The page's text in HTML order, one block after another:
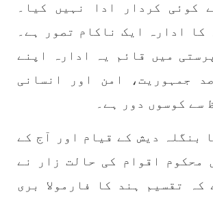
مضامین
جون 2, 2023
کے عدم شرکت کی وجوہات ۔ سلیم
جالب بلوچ
بھی کام کو کرنے اسے صحیح طریقے
کوئی کردار ادا نہیں کیا۔
کا ادارہ ایک ناکام تصور ہے۔
میں قائم یہ ادارہ اپنے
جمہوریت، امن اور انسانی
سے کوسوں دور ہے۔
بنگلہ دیش کے قیام اور آج کے
محکوم اقوام کی حالت زار نے
کہ تقسیم ہند کا فارمولا بری